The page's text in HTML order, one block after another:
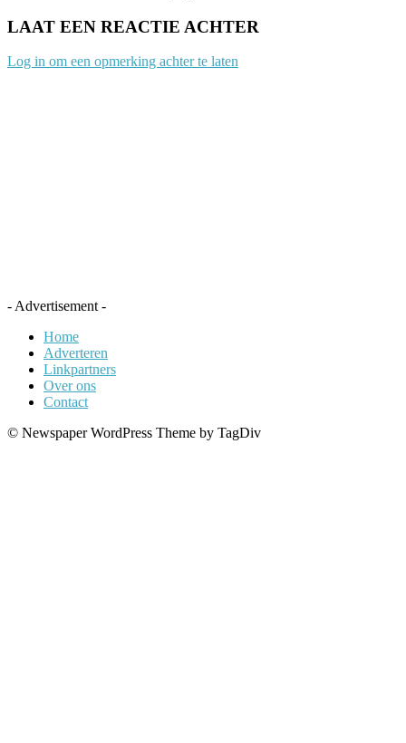
LAAT EEN REACTIE ACHTER
Log in om een opmerking achter te laten
- Advertisement -
Home
Adverteren
Linkpartners
Over ons
Contact
© Newspaper WordPress Theme by TagDiv